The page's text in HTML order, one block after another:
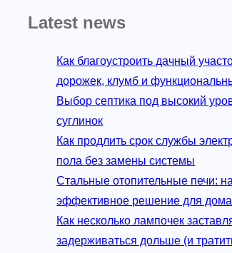
Latest news
Как благоустроить дачный
дорожек, клумб и
Выбор септика под высокий
суглинок
Как продлить срок службы
пола без замены системы
Стальные отопительные печи:
эффективное решение для дома
Как несколько лампочек
задерживаться дольше (и